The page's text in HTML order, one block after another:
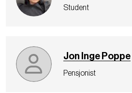
Student
Jon Inge Poppe
Pensjonist